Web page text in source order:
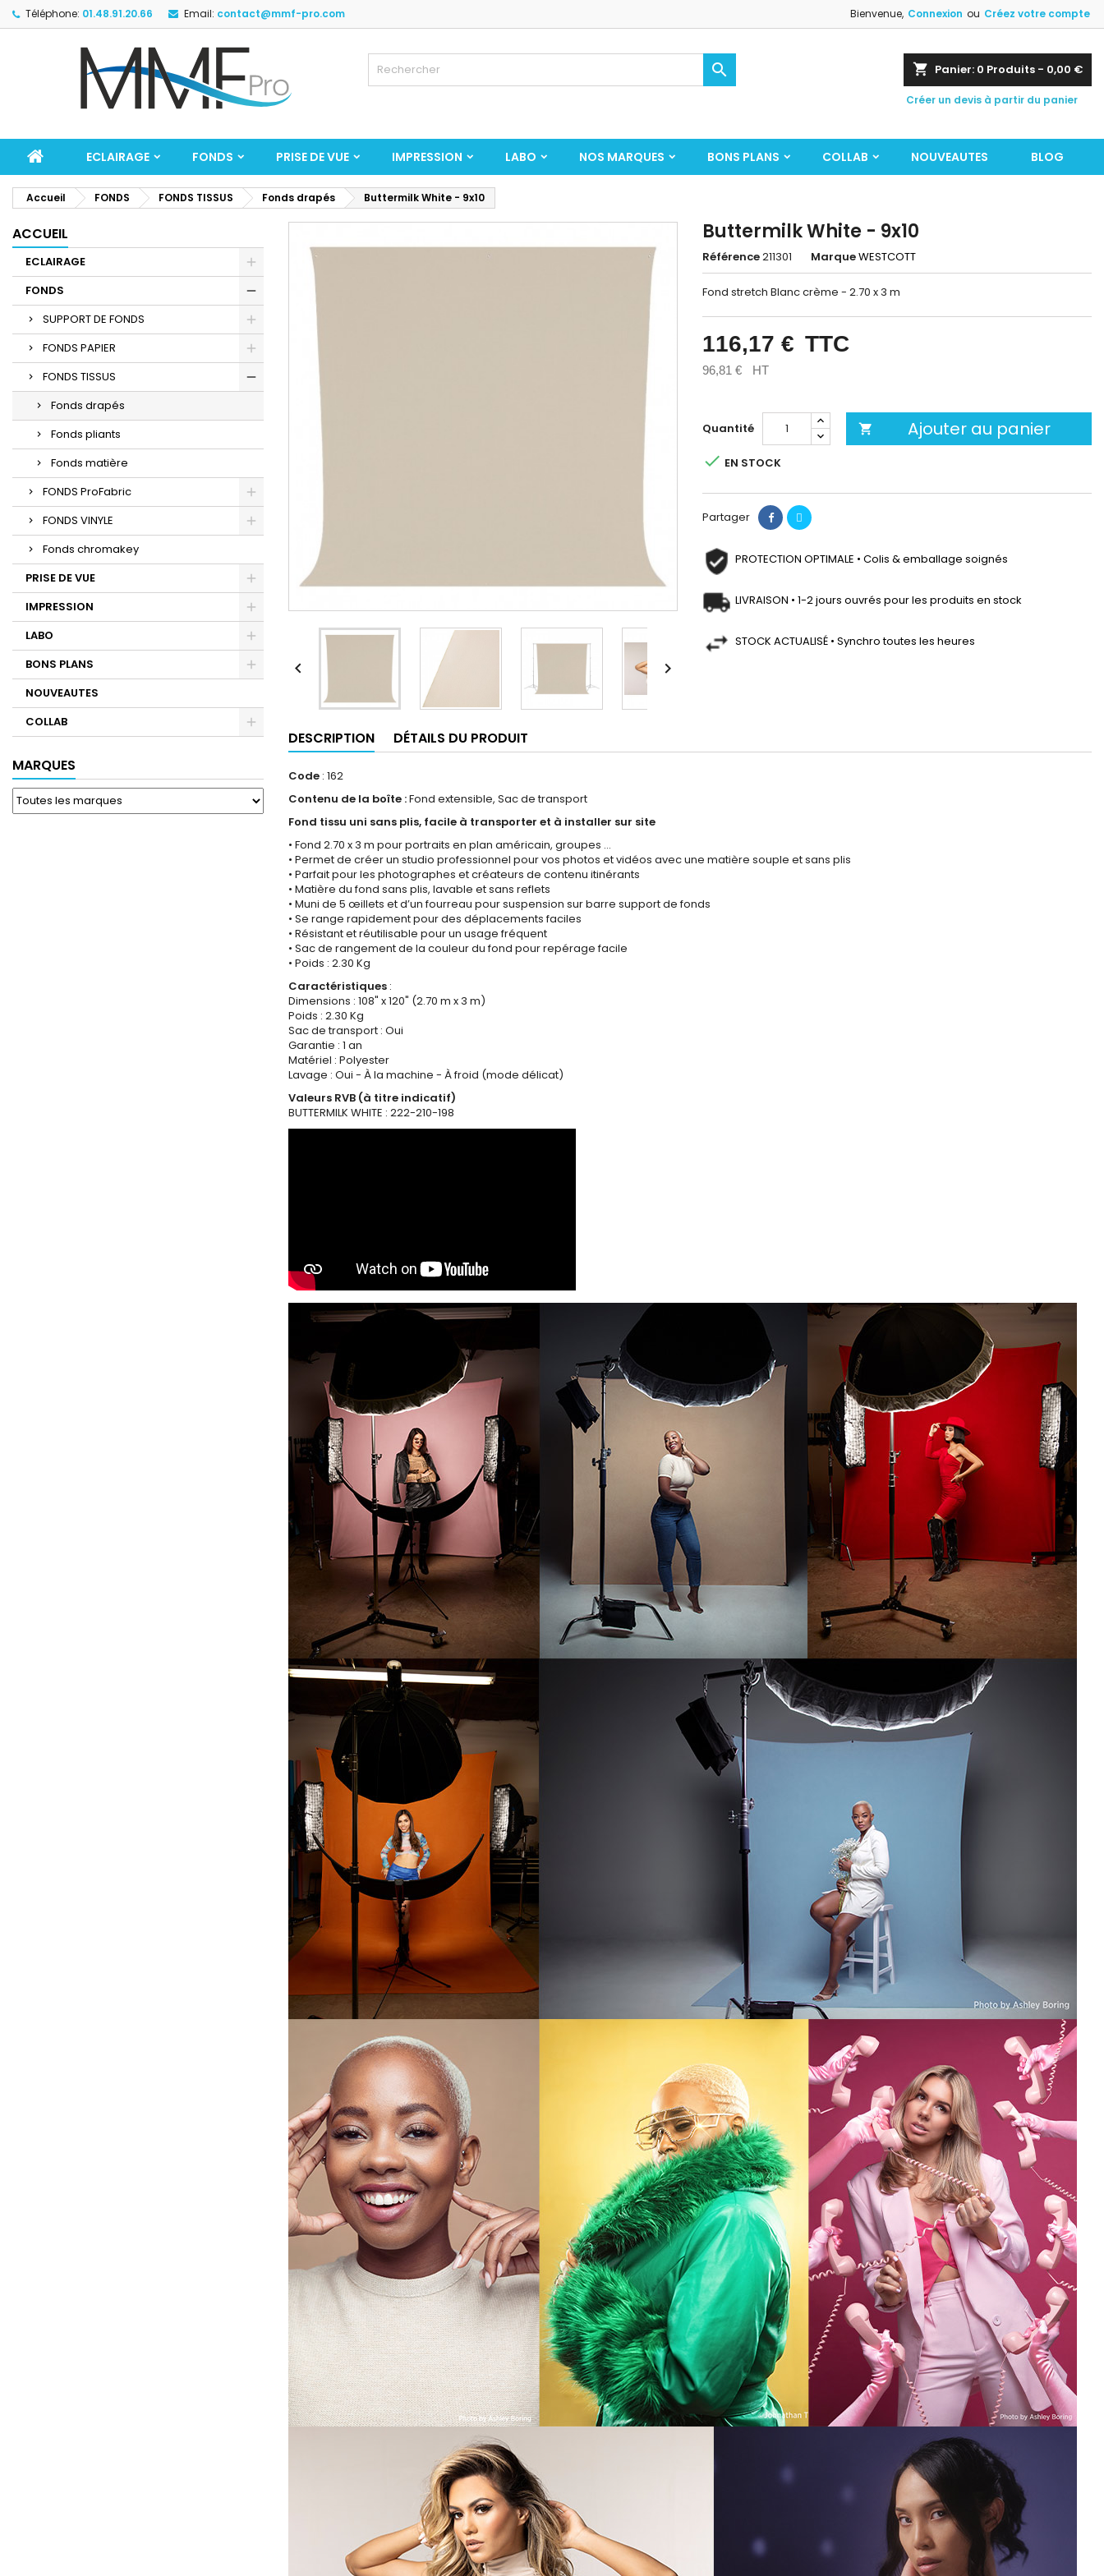
Téléphone: 01.48.91.20.66 Email: contact@mmf-pro.com Bienvenue, Connexion ou Créez votre compte
shopping_cart Panier: 0 Produits - 0,00 €
Créer un devis à partir du panier

ECLAIRAGE FONDS PRISE DE VUE IMPRESSION LABO NOS MARQUES BONS PLANS COLLAB NOUVEAUTES BLOG
Accueil FONDS FONDS TISSUS Fonds drapés Buttermilk White - 9x10
ACCUEIL
ECLAIRAGE
FONDS
SUPPORT DE FONDS
FONDS PAPIER
FONDS TISSUS
Fonds drapés
Fonds pliants
Fonds matière
FONDS ProFabric
FONDS VINYLE
Fonds chromakey
PRISE DE VUE
IMPRESSION
LABO
BONS PLANS
NOUVEAUTES
COLLAB
MARQUES
 
Buttermilk White - 9x10
Référence211301 MarqueWESTCOTT
Fond stretch Blanc crème - 2.70 x 3 m
116,17 € TTC
96,81 € HT
Quantité  Ajouter au panier
 EN STOCK
Partager
PROTECTION OPTIMALE • Colis & emballage soignés
LIVRAISON • 1-2 jours ouvrés pour les produits en stock
STOCK ACTUALISÉ • Synchro toutes les heures
DESCRIPTION DÉTAILS DU PRODUIT
Code : 162
Contenu de la boîte :Fond extensible, Sac de transport
Fond tissu uni sans plis, facile à transporter et à installer sur site
• Fond 2.70 x 3 m pour portraits en plan américain, groupes …
• Permet de créer un studio professionnel pour vos photos et vidéos avec une matière souple et sans plis
• Parfait pour les photographes et créateurs de contenu itinérants
• Matière du fond sans plis, lavable et sans reflets
• Muni de 5 œillets et d’un fourreau pour suspension sur barre support de fonds
• Se range rapidement pour des déplacements faciles
• Résistant et réutilisable pour un usage fréquent
• Sac de rangement de la couleur du fond pour repérage facile
• Poids : 2.30 Kg
Caractéristiques :
Dimensions : 108" x 120" (2.70 m x 3 m)
Poids : 2.30 Kg
Sac de transport : Oui
Garantie : 1 an
Matériel : Polyester
Lavage : Oui - À la machine - À froid (mode délicat)
Valeurs RVB (à titre indicatif)
BUTTERMILK WHITE : 222-210-198